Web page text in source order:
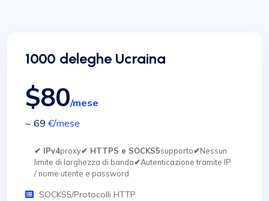
1000 deleghe Ucraina
$80/mese
~ 69 €/mese
✔ IPv4proxy✔ HTTPS e SOCKS5supporto✔Nessun
limite di larghezza di banda✔Autenticazione tramite IP
/ nome utente e password
SOCKS5/Protocolli HTTP